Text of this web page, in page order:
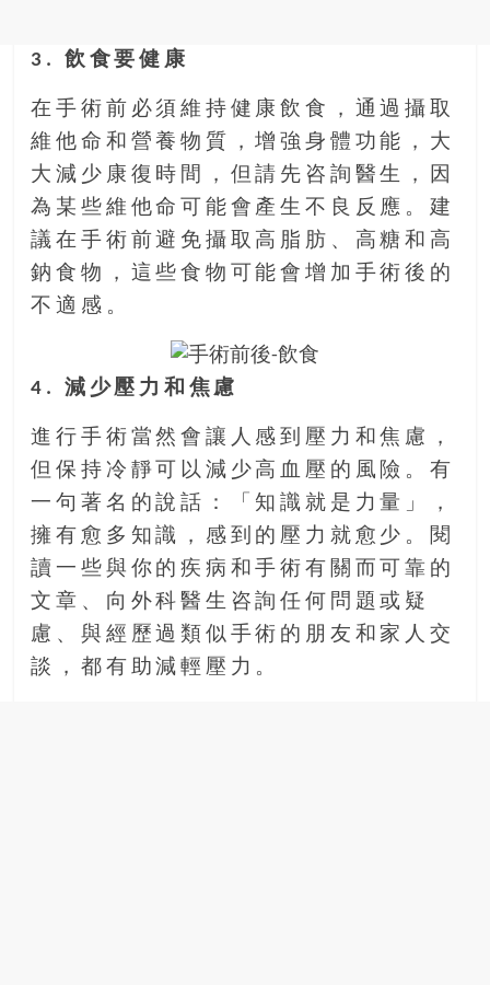
3. 飲食要健康
在手術前必須維持健康飲食，通過攝取
維他命和營養物質，增強身體功能，大
大減少康復時間，但請先咨詢醫生，因
為某些維他命可能會產生不良反應。建
議在手術前避免攝取高脂肪、高糖和高
鈉食物，這些食物可能會增加手術後的
不適感。
4. 減少壓力和焦慮
進行手術當然會讓人感到壓力和焦慮，
但保持冷靜可以減少高血壓的風險。有
一句著名的說話：「知識就是力量」，
擁有愈多知識，感到的壓力就愈少。閱
讀一些與你的疾病和手術有關而可靠的
文章、向外科醫生咨詢任何問題或疑
慮、與經歷過類似手術的朋友和家人交
談，都有助減輕壓力。